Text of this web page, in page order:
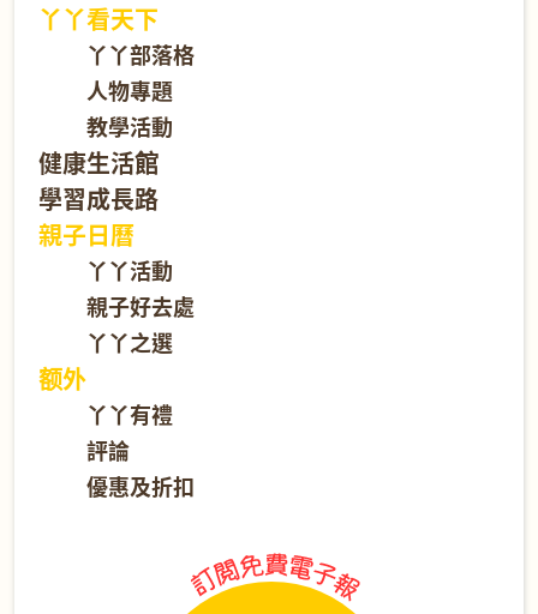
丫丫看天下
丫丫部落格
人物專題
教學活動
健康生活館
學習成長路
親子日曆
丫丫活動
親子好去處
丫丫之選
额外
丫丫有禮
評論
優惠及折扣